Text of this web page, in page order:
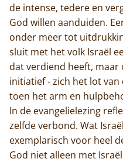
de intense, tedere en
God willen aanduiden.
onder meer tot
sluit met het volk Israël
dat verdiend heeft, maar
initiatief - zich het lot
toen het arm en
In de evangelielezing
zelfde verbond. Wat
exemplarisch voor heel
God niet alleen met